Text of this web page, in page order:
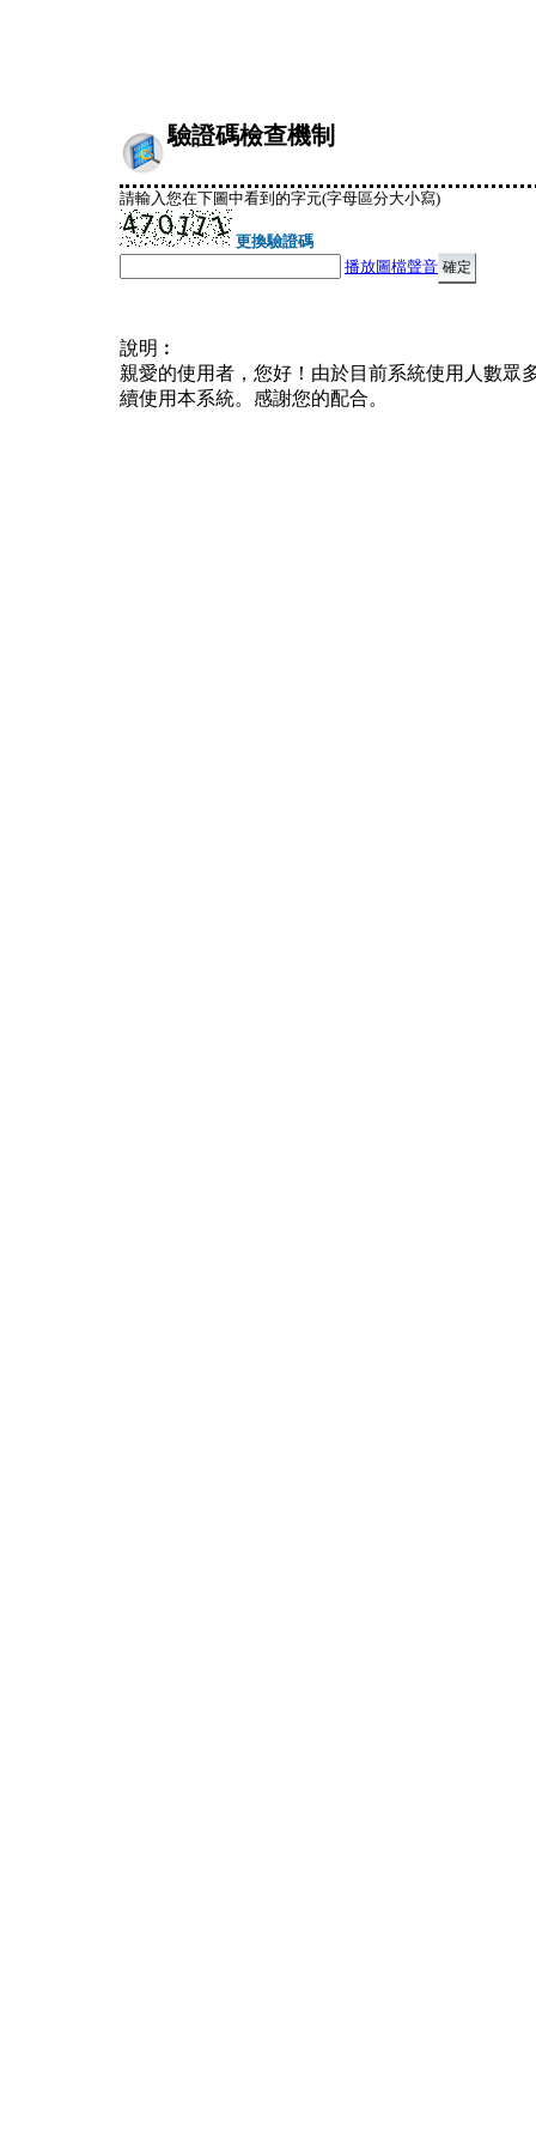
驗證碼檢查機制
請輸入您在下圖中看到的字元(字母區分大小寫)
更換驗證碼
播放圖檔聲音
說明︰
親愛的使用者，您好！由於目前系統使用人數眾
續使用本系統。感謝您的配合。